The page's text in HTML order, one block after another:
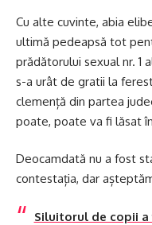
Cu alte cuvinte, abia
ultimă pedeapsă tot
prădătorului sexual nr. 1
s-a urât de gratii la
clemență din partea
poate, poate va fi lăsat
Deocamdată nu a fost
contestația, dar
Siluitorul de copii